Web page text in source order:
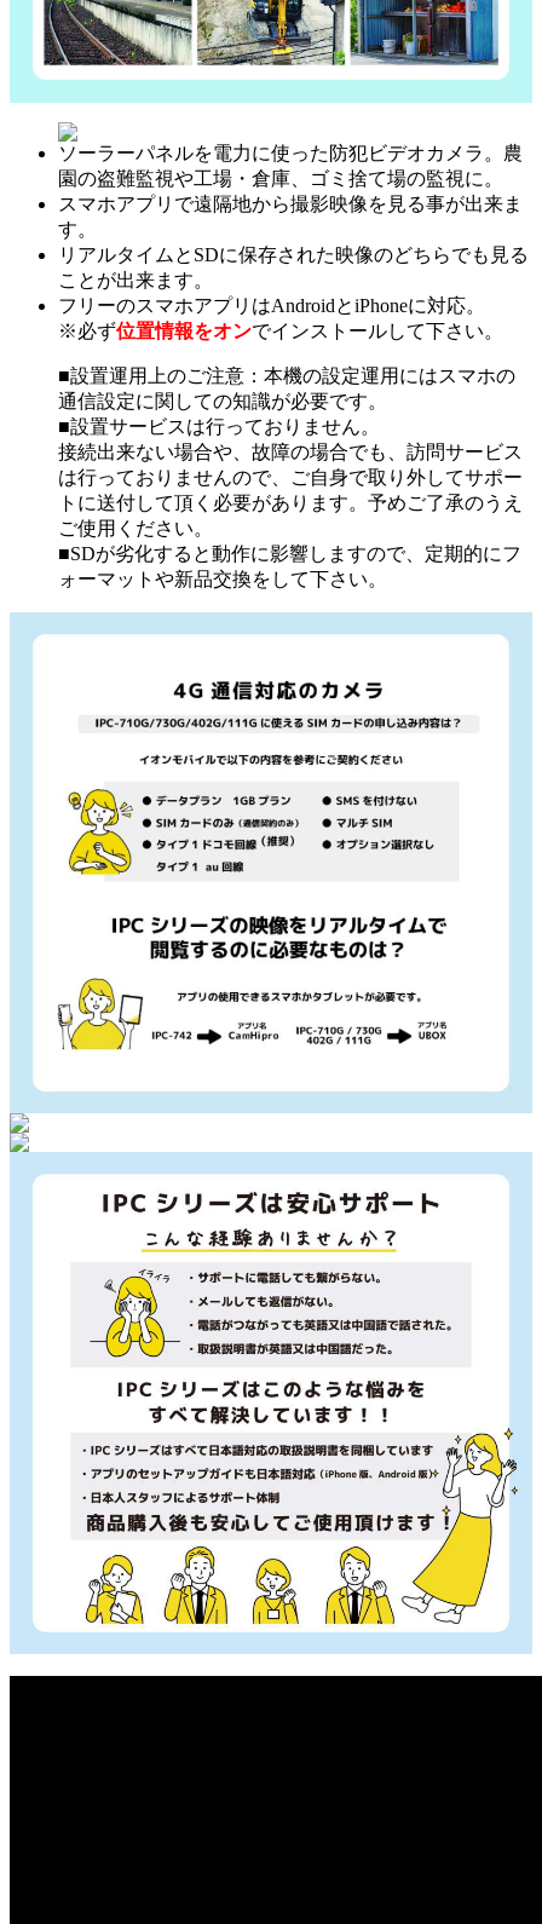
ソーラーパネルを電力に使った防犯ビデオカメラ。農
園の盗難監視や工場・倉庫、ゴミ捨て場の監視に。
スマホアプリで遠隔地から撮影映像を見る事が出来ま
す。
リアルタイムとSDに保存された映像のどちらでも見る
ことが出来ます。
フリーのスマホアプリはAndroidとiPhoneに対応。
※必ず位置情報をオンでインストールして下さい。
■設置運用上のご注意：本機の設定運用にはスマホの
通信設定に関しての知識が必要です。
■設置サービスは行っておりません。
接続出来ない場合や、故障の場合でも、訪問サービス
は行っておりませんので、ご自身で取り外してサポー
トに送付して頂く必要があります。予めご了承のうえ
ご使用ください。
■SDが劣化すると動作に影響しますので、定期的にフ
ォーマットや新品交換をして下さい。